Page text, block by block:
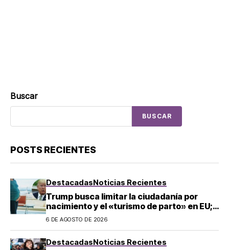
Buscar
BUSCAR
POSTS RECIENTES
DestacadasNoticias Recientes
Trump busca limitar la ciudadanía por
nacimiento y el «turismo de parto» en EU;
¿a quién afecta?
6 DE AGOSTO DE 2026
DestacadasNoticias Recientes